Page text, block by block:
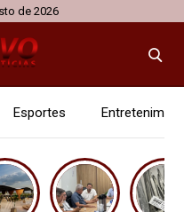
de 2026
Esportes